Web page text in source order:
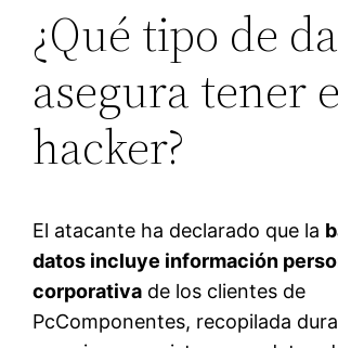
¿Qué tipo de
asegura tener
hacker?
El atacante ha declarado que la
datos incluye información
corporativa de los clientes de
PcComponentes, recopilada